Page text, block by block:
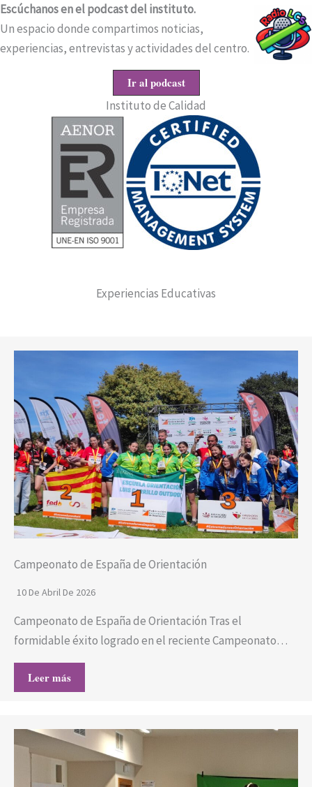
Escúchanos en el podcast del instituto.
Un espacio donde compartimos noticias,
experiencias, entrevistas y actividades del centro.
Ir al podcast
Instituto de Calidad
Experiencias Educativas
Campeonato de España de Orientación
10 De Abril De 2026
Campeonato de España de Orientación Tras el
formidable éxito logrado en el reciente Campeonato…
Leer más